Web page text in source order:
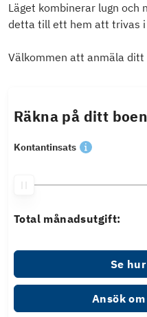
Läget kombinerar lugn och
detta till ett hem att trivas i
Välkommen att anmäla ditt
Räkna på ditt
Kontantinsats
Total månadsutgift:
Se
Ansök